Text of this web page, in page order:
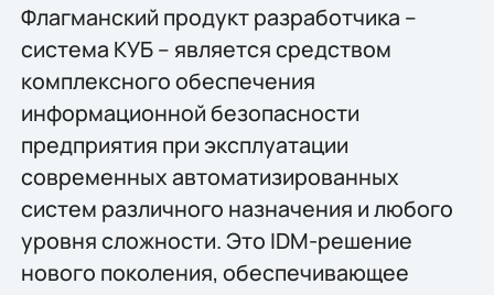
Флагманский продукт разработчика –
система КУБ – является средством
комплексного обеспечения
информационной безопасности
предприятия при эксплуатации
современных автоматизированных
систем различного назначения и любого
уровня сложности. Это IDM-решение
нового поколения, обеспечивающее